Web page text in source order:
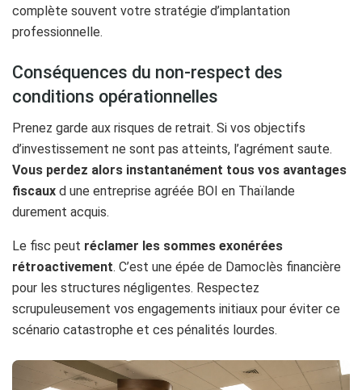
complète souvent votre stratégie d’implantation
professionnelle.
Conséquences du non-respect des
conditions opérationnelles
Prenez garde aux risques de retrait. Si vos objectifs
d’investissement ne sont pas atteints, l’agrément saute.
Vous perdez alors instantanément tous vos avantages
fiscaux d une entreprise agréée BOI en Thaïlande
durement acquis.
Le fisc peut réclamer les sommes exonérées
rétroactivement. C’est une épée de Damoclès financière
pour les structures négligentes. Respectez
scrupuleusement vos engagements initiaux pour éviter ce
scénario catastrophe et ces pénalités lourdes.